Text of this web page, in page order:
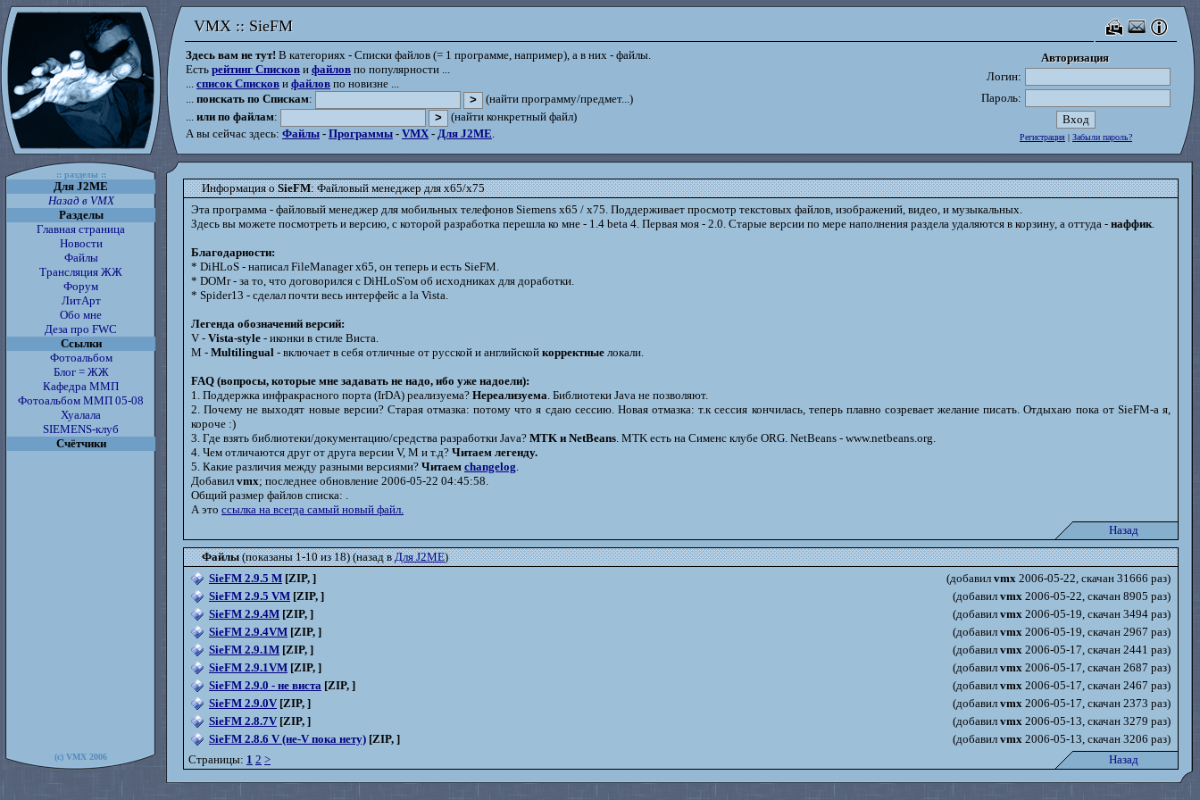
VMX :: SieFM
VMX :: SieFM
Здесь вам не тут! В категориях - Списки файлов (= 1 программе, например), а в них - файлы.
Есть рейтинг Списков и файлов по популярности ...
... список Списков и файлов по новизне ...
поискать по Спискам:
(найти программу/предмет...)
или по файлам:
(найти конкретный файл)
А вы сейчас здесь: Файлы - Программы - VMX - Для J2ME.
Авторизация
Авторизация
Логин:
Пароль:
Регистрация | Забыли пароль?
:: разделы ::
Информация оSieFM: Файловый менеджер для x65/x75
Эта программа - файловый менеджер для мобильных телефонов Siemens x65 / x75. Поддерживает просмотр текстовых файлов, изображений, видео, и музыкальных.
Здесь вы можете посмотреть и версию, с которой разработка перешла ко мне - 1.4 beta 4. Первая моя - 2.0. Старые версии по мере наполнения раздела удаляются в корзину, а оттуда - наффик.
Благодарности:
* DiHLoS - написал FileManager x65, он теперь и есть SieFM.
* DOMr - за то, что договорился с DiHLoS'ом об исходниках для доработки.
* Spider13 - сделал почти весь интерфейс a la Vista.
Легенда обозначений версий:
V - Vista-style - иконки в стиле Виста.
M - Multilingual - включает в себя отличные от русской и английской корректные локали.
FAQ (вопросы, которые мне задавать не надо, ибо уже надоели):
1. Поддержка инфракрасного порта (IrDA) реализуема? Нереализуема. Библиотеки Java не позволяют.
2. Почему не выходят новые версии? Старая отмазка: потому что я сдаю сессию. Новая отмазка: т.к сессия кончилась, теперь плавно созревает желание писать. Отдыхаю пока от SieFM-а я,
короче :)
3. Где взять библиотеки/документацию/средства разработки Java? MTK и NetBeans. MTK есть на Сименс клубе ORG. NetBeans - www.netbeans.org.
4. Чем отличаются друг от друга версии V, M и т.д? Читаем легенду.
5. Какие различия между разными версиями? Читаем changelog.
Добавил vmx; последнее обновление 2006-05-22 04:45:58.
Общий размер файлов списка: .
А это ссылка на всегда самый новый файл.
Назад
Файлы(показаны 1-10 из 18) (назад вДля J2ME)
SieFM 2.9.5 M [ZIP, ] (добавил vmx 2006-05-22, скачан 31666 раз)
SieFM 2.9.5 VM [ZIP, ] (добавил vmx 2006-05-22, скачан 8905 раз)
SieFM 2.9.4M [ZIP, ] (добавил vmx 2006-05-19, скачан 3494 раз)
SieFM 2.9.4VM [ZIP, ] (добавил vmx 2006-05-19, скачан 2967 раз)
SieFM 2.9.1M [ZIP, ] (добавил vmx 2006-05-17, скачан 2441 раз)
SieFM 2.9.1VM [ZIP, ] (добавил vmx 2006-05-17, скачан 2687 раз)
SieFM 2.9.0 - не виста [ZIP, ] (добавил vmx 2006-05-17, скачан 2467 раз)
SieFM 2.9.0V[ZIP, ] (добавил vmx 2006-05-17, скачан 2373 раз)
SieFM 2.8.7V[ZIP, ] (добавил vmx 2006-05-13, скачан 3279 раз)
SieFM 2.8.6 V (не-V пока нету) [ZIP, ] (добавил vmx 2006-05-13, скачан 3206 раз)
Страницы: 1 2 > Назад
Для J2ME
Назад в VMX
Разделы
Главная страница
Новости
Файлы
Трансляция ЖЖ
Форум
ЛитАрт
Обо мне
Деза про FWC
Ссылки
Фотоальбом
Блог = ЖЖ
Кафедра ММП
Фотоальбом ММП 05-08
Хуалала
SIEMENS-клуб
Счётчики
(c) VMX 2006